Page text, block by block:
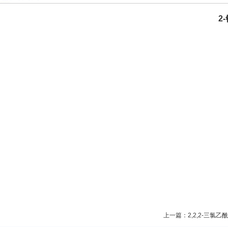
2-
上一篇：2,2,2-三氯乙